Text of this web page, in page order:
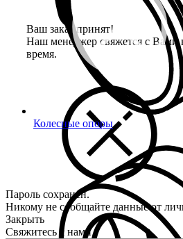
Колесные опоры
Ваш заказ принят!
Наш менеджер свяжется с Вами
время.
Пароль сохранён.
Никому не сообщайте данные от
Закрыть
Свяжитесь с нами